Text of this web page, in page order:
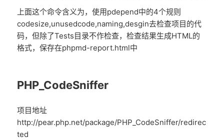
上面这个命令含义为，使用pdepend中的4个规则
codesize,unusedcode,naming,desgin去检查项目的代
码，但除了Tests目录不作检查，检查结果生成HTML的
格式，保存在phpmd-report.html中
PHP_CodeSniffer
项目地址
http://pear.php.net/package/PHP_CodeSniffer/redirec
ted